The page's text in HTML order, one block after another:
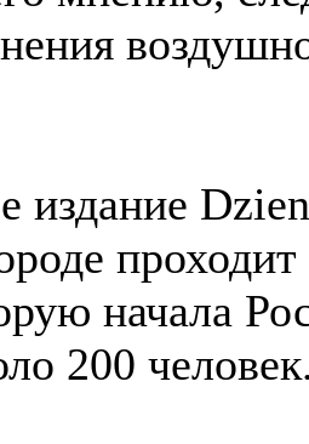
издание
начала
200